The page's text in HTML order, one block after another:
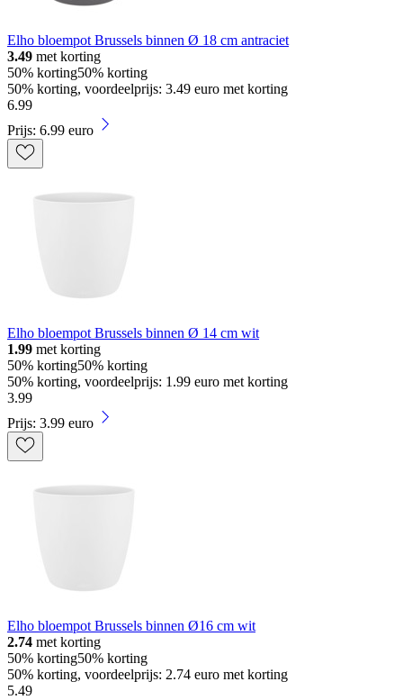
Elho bloempot Brussels binnen Ø 18 cm antraciet
3.49 met korting
50% korting50% korting
50% korting, voordeelprijs: 3.49 euro met korting
6.99
Prijs: 6.99 euro
Elho bloempot Brussels binnen Ø 14 cm wit
1.99 met korting
50% korting50% korting
50% korting, voordeelprijs: 1.99 euro met korting
3.99
Prijs: 3.99 euro
Elho bloempot Brussels binnen Ø16 cm wit
2.74 met korting
50% korting50% korting
50% korting, voordeelprijs: 2.74 euro met korting
5.49